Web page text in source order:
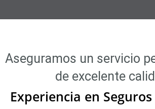
Aseguramos un servicio
de excelente
Experiencia en Seguros